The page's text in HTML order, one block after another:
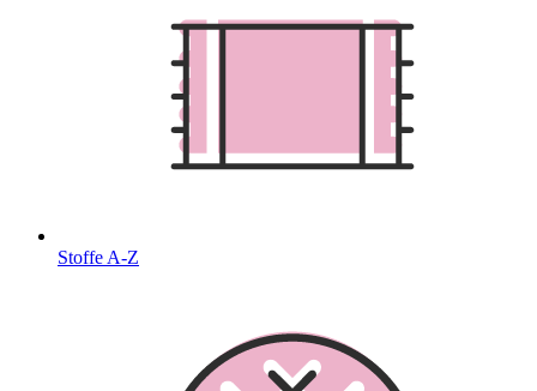
Stoffe A-Z